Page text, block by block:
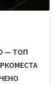
— ТОП